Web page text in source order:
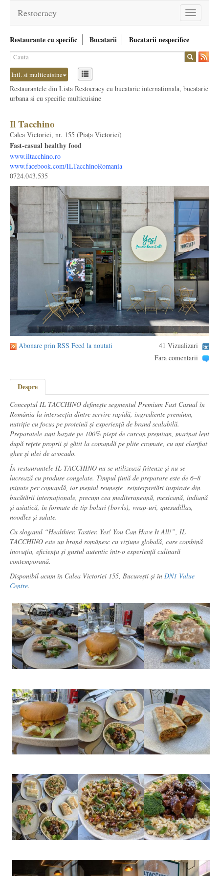
Toggle
navigation
Restocracy
Restaurante cu specific Bucatarii Bucatarii nespecifice
Intl. si multicuisine
Restaurantele din Lista Restocracy cu bucatarie internationala, bucatarie
urbana si cu specific multicuisine
Il Tacchino
Calea Victoriei, nr. 155 (Piața Victoriei)
Fast-casual healthy food
www.iltacchino.ro
www.facebook.com/ILTacchinoRomania
0724.043.535
Abonare prin RSS Feed la noutati
41 Vizualizari
Fara comentarii
Despre
Conceptul IL TACCHINO definește segmentul Premium Fast Casual în
România la intersecția dintre servire rapidă, ingrediente premium,
nutriție cu focus pe proteină și experiență de brand scalabilă.
Preparatele sunt bazate pe 100% piept de curcan premium, marinat lent
după rețete proprii și gătit la comandă pe plite cromate, cu unt clarifiat
ghee și ulei de avocado.
În restaurantele IL TACCHINO nu se utilizează friteuze și nu se
lucrează cu produse congelate. Timpul țintă de preparare este de 6–8
minute per comandă, iar meniul reunește reinterpretări inspirate din
bucătării internaționale, precum cea mediteraneană, mexicană, indiană
și asiatică, în formate de tip boluri (bowls), wrap-uri, quesadillas,
noodles și salate.
Cu sloganul “Healthier. Tastier. Yes! You Can Have It All!”, IL
TACCHINO este un brand românesc cu viziune globală, care combină
inovația, eficiența și gustul autentic într-o experiență culinară
contemporană.
Disponibil acum în Calea Victoriei 155, București și în DN1 Value
Centre.